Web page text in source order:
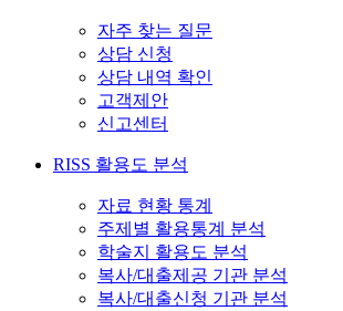
자주 찾는 질문
상담 신청
상담 내역 확인
고객제안
신고센터
RISS 활용도 분석
자료 현황 통계
주제별 활용통계 분석
학술지 활용도 분석
복사/대출제공 기관 분석
복사/대출신청 기관 분석